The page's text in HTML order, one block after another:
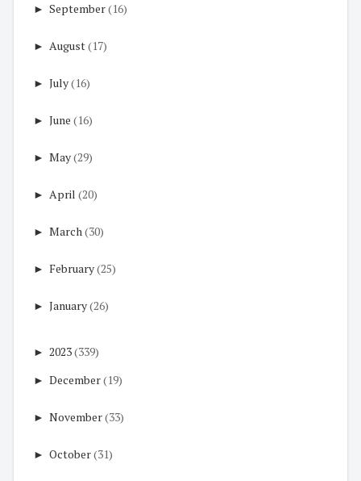
► September(16)
► August(17)
► July(16)
► June (16)
► May(29)
► April (20)
► March(30)
► February(25)
► January(26)
► 2023(339)
► December(19)
► November(33)
► October(31)